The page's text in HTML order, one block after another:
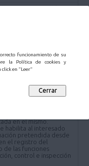
funcionamiento de su
la Política de cookies y
click en "Leer"
e instalaciones en
exigidos por la Ley
Común vigente
fecha y firma y órgano a
en el mismo.
habilita al interesado
pretendida desde
el registro del
de las funciones
control e inspección